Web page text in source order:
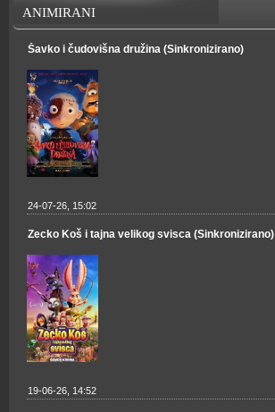
ANIMIRANI
Šavko i čudovišna družina (Sinkronizirano)
24-07-26, 15:02
Zecko Koš i tajna velikog svisca (Sinkronizirano)
19-06-26, 14:52